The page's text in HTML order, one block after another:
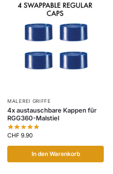
MALEREI GRIFFE
4x austauschbare Kappen für
RGG360-Malstiel
CHF 9.90
In den Warenkorb